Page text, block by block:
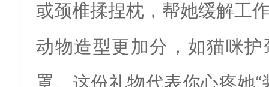
或颈椎揉捏枕，帮她缓解工
动物造型更加分，如猫咪
罩。这份礼物代表你心疼她“